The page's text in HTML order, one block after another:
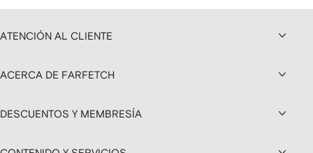
ATENCIÓN AL CLIENTE
ACERCA DE FARFETCH
DESCUENTOS Y MEMBRESÍA